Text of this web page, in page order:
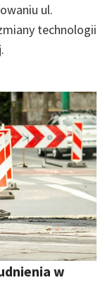
ul.
technologii
w